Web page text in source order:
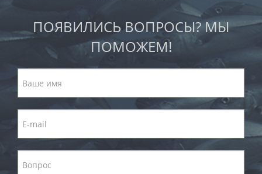
ПОЯВИЛИСЬ ВОПРОСЫ? МЫ
ПОМОЖЕМ!